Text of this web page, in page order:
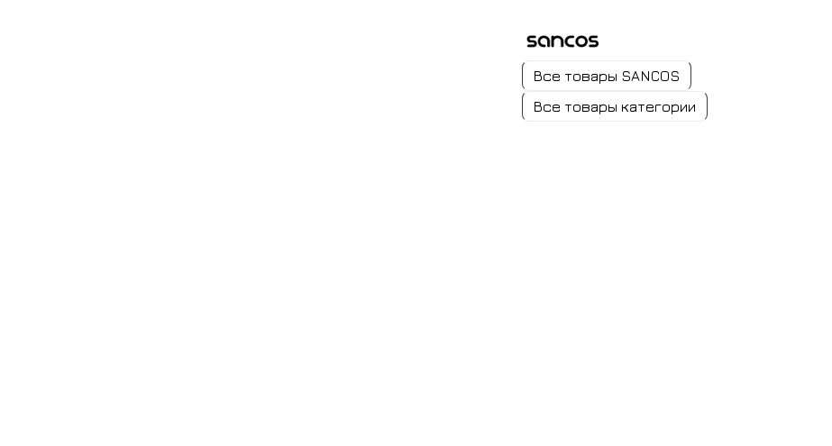
матовыйбрашированное
Все товары SANCOS
Все товары категории